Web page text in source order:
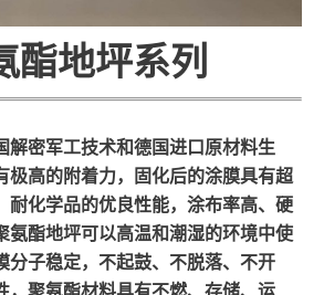
酯地坪系列
解密军工技术和德国进口原材料生
极高的附着力，固化后的涂膜具有超
耐化学品的优良性能，涂布率高、硬
氨酯地坪可以高温和潮湿的环境中使
分子稳定，不起鼓、不脱落、不开